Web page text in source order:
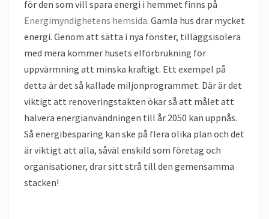
för den som vill spara energi i hemmet finns på
Energimyndighetens hemsida. Gamla hus drar mycket
energi. Genom att sätta i nya fönster, tilläggsisolera
med mera kommer husets elförbrukning för
uppvärmning att minska kraftigt. Ett exempel på
detta är det så kallade miljonprogrammet. Där är det
viktigt att renoveringstakten ökar så att målet att
halvera energianvändningen till år 2050 kan uppnås.
Så energibesparing kan ske på flera olika plan och det
är viktigt att alla, såväl enskild som företag och
organisationer, drar sitt strå till den gemensamma
stacken!